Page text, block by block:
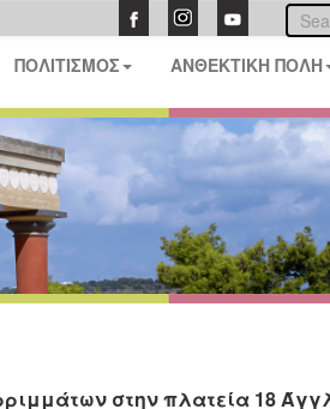
ΠΟΛΙΤΙΣΜΟΣ ΑΝΘΕΚΤΙΚΗ ΠΟΛΗ
στην πλατεία 18